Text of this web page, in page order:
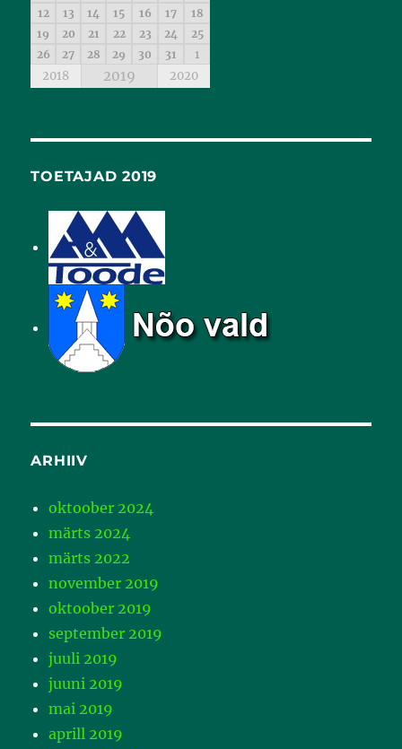
12 13 14 15 16 17
18
19
20 21 22 23 24
25
26
27 28 29 30 31 1
2018 2019 2020
TOETAJAD 2019
ARHIIV
oktoober 2024
märts 2024
märts 2022
november 2019
oktoober 2019
september 2019
juuli 2019
juuni 2019
mai 2019
aprill 2019